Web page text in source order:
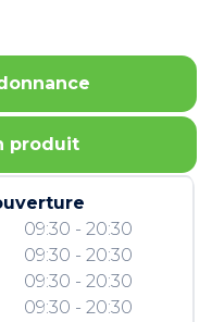
produit
09:30 - 20:30
09:30 - 20:30
09:30 - 20:30
09:30 - 20:30